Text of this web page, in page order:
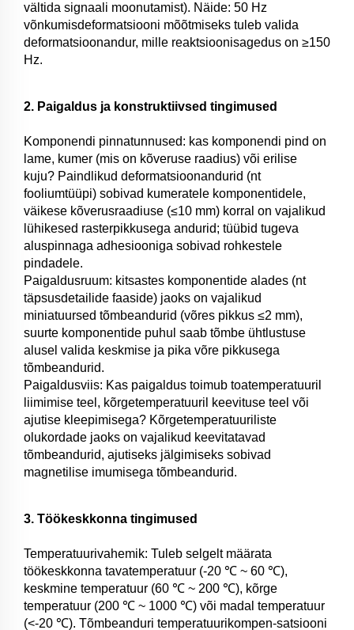
vältida signaali moonutamist). Näide: 50 Hz
võnkumisdeformatsiooni mõõtmiseks tuleb valida
deformatsioonandur, mille reaktsioonisagedus on ≥150
Hz.
2. Paigaldus ja konstruktiivsed tingimused
Komponendi pinnatunnused: kas komponendi pind on
lame, kumer (mis on kõveruse raadius) või erilise
kuju? Paindlikud deformatsioonandurid (nt
fooliumtüüpi) sobivad kumeratele komponentidele,
väikese kõverusraadiuse (≤10 mm) korral on vajalikud
lühikesed rasterpikkusega andurid; tüübid tugeva
aluspinnaga adhesiooniga sobivad rohkestele
pindadele.
Paigaldusruum: kitsastes komponentide alades (nt
täpsusdetailide faaside) jaoks on vajalikud
miniatuursed tõmbeandurid (võres pikkus ≤2 mm),
suurte komponentide puhul saab tõmbe ühtlustuse
alusel valida keskmise ja pika võre pikkusega
tõmbeandurid.
Paigaldusviis: Kas paigaldus toimub toatemperatuuril
liimimise teel, kõrgetemperatuuril keevituse teel või
ajutise kleepimisega? Kõrgetemperatuuriliste
olukordade jaoks on vajalikud keevitatavad
tõmbeandurid, ajutiseks jälgimiseks sobivad
magnetilise imumisega tõmbeandurid.
3. Töökeskkonna tingimused
Temperatuurivahemik: Tuleb selgelt määrata
töökeskkonna tavatemperatuur (-20 ℃ ~ 60 ℃),
keskmine temperatuur (60 ℃ ~ 200 ℃), kõrge
temperatuur (200 ℃ ~ 1000 ℃) või madal temperatuur
(<-20 ℃). Tõmbeanduri temperatuurikompen-satsiooni